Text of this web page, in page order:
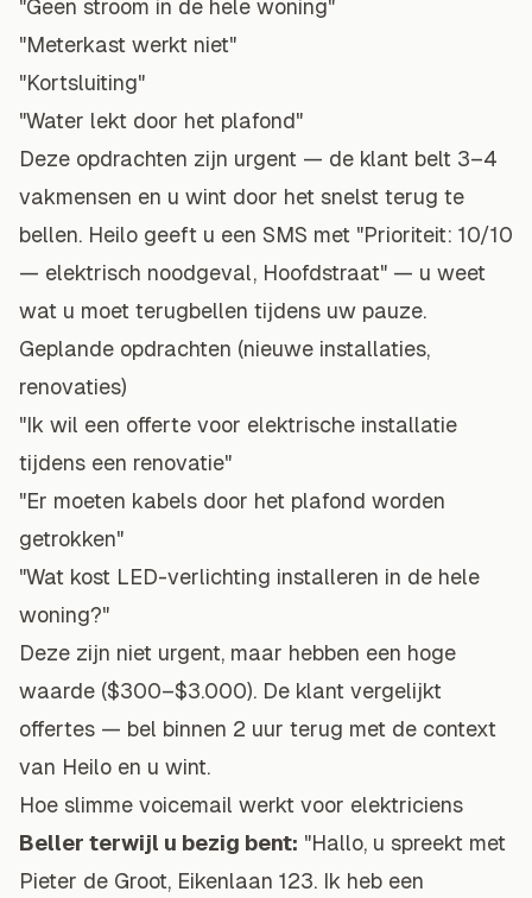
"Geen stroom in de hele woning"
"Meterkast werkt niet"
"Kortsluiting"
"Water lekt door het plafond"
Deze opdrachten zijn urgent — de klant belt 3–4
vakmensen en u wint door het snelst terug te
bellen. Heilo geeft u een SMS met "Prioriteit: 10/10
— elektrisch noodgeval, Hoofdstraat" — u weet
wat u moet terugbellen tijdens uw pauze.
Geplande opdrachten (nieuwe installaties,
renovaties)
"Ik wil een offerte voor elektrische installatie
tijdens een renovatie"
"Er moeten kabels door het plafond worden
getrokken"
"Wat kost LED-verlichting installeren in de hele
woning?"
Deze zijn niet urgent, maar hebben een hoge
waarde ($300–$3.000). De klant vergelijkt
offertes — bel binnen 2 uur terug met de context
van Heilo en u wint.
Hoe slimme voicemail werkt voor elektriciens
Beller terwijl u bezig bent: "Hallo, u spreekt met
Pieter de Groot, Eikenlaan 123. Ik heb een